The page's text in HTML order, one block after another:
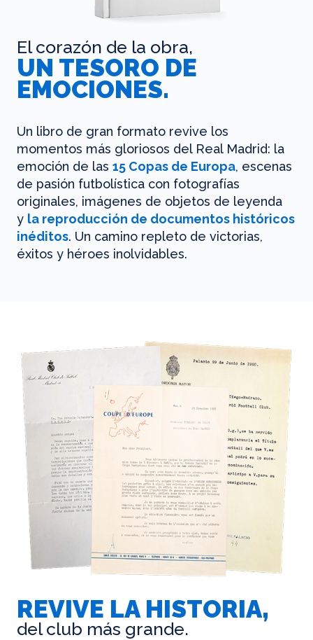
El corazón de la obra,
UN TESORO DE
EMOCIONES.
Un libro de gran formato revive los
momentos más gloriosos del Real Madrid: la
emoción de las 15 Copas de Europa, escenas
de pasión futbolística con fotografías
originales, imágenes de objetos de leyenda
y la reproducción de documentos históricos
inéditos. Un camino repleto de victorias,
éxitos y héroes inolvidables.
REVIVE LA HISTORIA,
del club más grande.